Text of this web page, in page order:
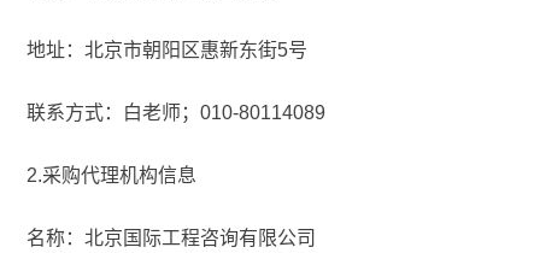
地址：北京市朝阳区惠新东街5号
联系方式：白老师；010-80114089
2.采购代理机构信息
名称：北京国际工程咨询有限公司